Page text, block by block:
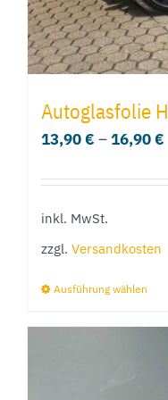
Autoglasfolie
13,90€ –16,90€
inkl. MwSt.
zzgl. Versandkosten
Ausführung wählen